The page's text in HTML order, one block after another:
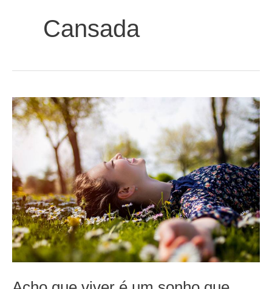
Cansada